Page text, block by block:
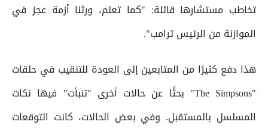
تخاطب مستشارها قائلة: "كما تعلم، ورثنا أزمة عجز في
الموازنة من الرئيس ترامب".
هذا دفع كثيرًا من المتابعين إلى العودة للتنقيب في حلقات
"The Simpsons" بحثًا عن حالات أخرى "تنبأت" فيها نكات
المسلسل بالمستقبل. وفي بعض الحالات، كانت التوقعات